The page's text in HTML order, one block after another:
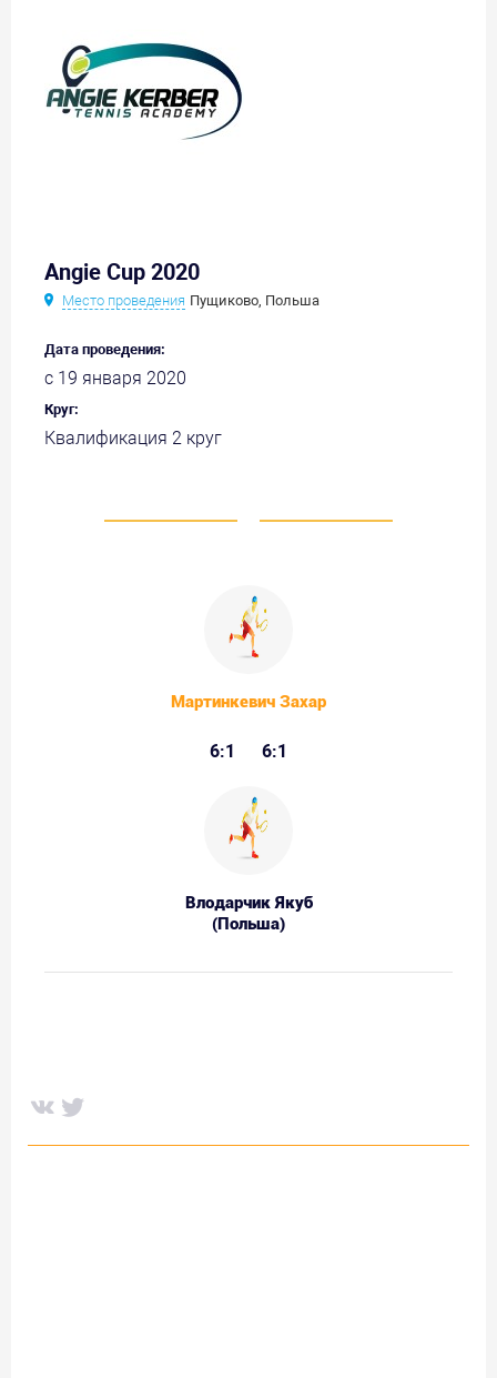
Angie Cup 2020
Место проведения Пущиково, Польша
Дата проведения:
с 19 января 2020
Круг:
Квалификация 2 круг
Мартинкевич Захар
6:1 6:1
Влодарчик Якуб
(Польша)